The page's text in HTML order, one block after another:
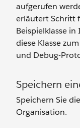
aufgerufen
erläutert Schritt
Beispielklasse
diese Klasse
und Debug-
Speichern
Speichern Sie
Organisation.